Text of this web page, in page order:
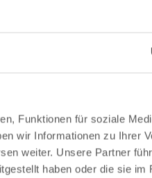
Funktionen für soziale
wir Informationen zu Ihrer
weiter. Unsere Partner
haben oder die sie im